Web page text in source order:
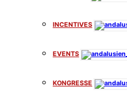
INCENTIVES
EVENTS
KONGRESSE